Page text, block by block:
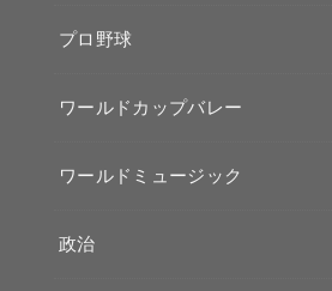
プロ野球
ワールドカップバレー
ワールドミュージック
政治